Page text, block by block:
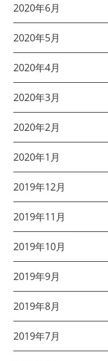
2020年6月
2020年5月
2020年4月
2020年3月
2020年2月
2020年1月
2019年12月
2019年11月
2019年10月
2019年9月
2019年8月
2019年7月